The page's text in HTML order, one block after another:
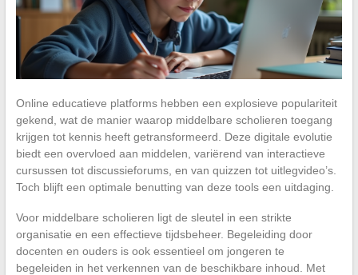
Online educatieve platforms hebben een explosieve populariteit
gekend, wat de manier waarop middelbare scholieren toegang
krijgen tot kennis heeft getransformeerd. Deze digitale evolutie
biedt een overvloed aan middelen, variërend van interactieve
cursussen tot discussieforums, en van quizzen tot uitlegvideo’s.
Toch blijft een optimale benutting van deze tools een uitdaging.
Voor middelbare scholieren ligt de sleutel in een strikte
organisatie en een effectieve tijdsbeheer. Begeleiding door
docenten en ouders is ook essentieel om jongeren te
begeleiden in het verkennen van de beschikbare inhoud. Met